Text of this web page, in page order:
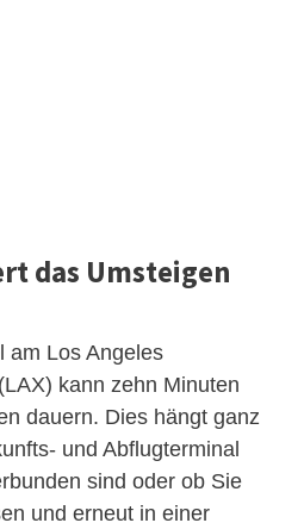
das Umsteigen
am Los Angeles
kann zehn Minuten
dauern. Dies hängt ganz
und Abflugterminal
sind oder ob Sie
und erneut in einer